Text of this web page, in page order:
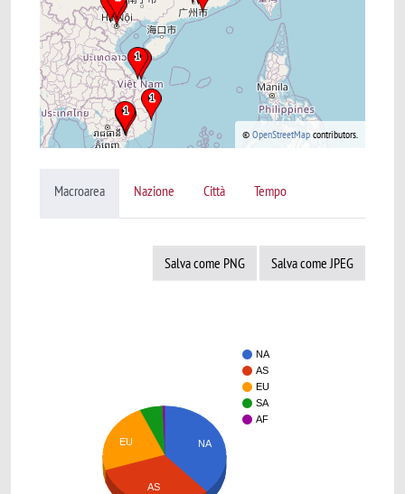
© OpenStreetMap contributors.
Macroarea Nazione Città Tempo
Salva come PNG Salva come JPEG
NA
AS
EU
SA
AF
NA
EU
AS